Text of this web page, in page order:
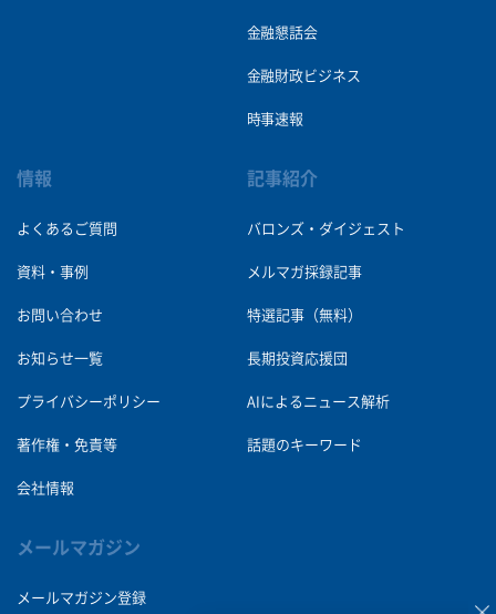
金融懇話会
金融財政ビジネス
時事速報
情報
よくあるご質問
資料・事例
お問い合わせ
お知らせ一覧
プライバシーポリシー
著作権・免責等
会社情報
記事紹介
バロンズ・ダイジェスト
メルマガ採録記事
特選記事（無料）
長期投資応援団
AIによるニュース解析
話題のキーワード
メールマガジン
メールマガジン登録